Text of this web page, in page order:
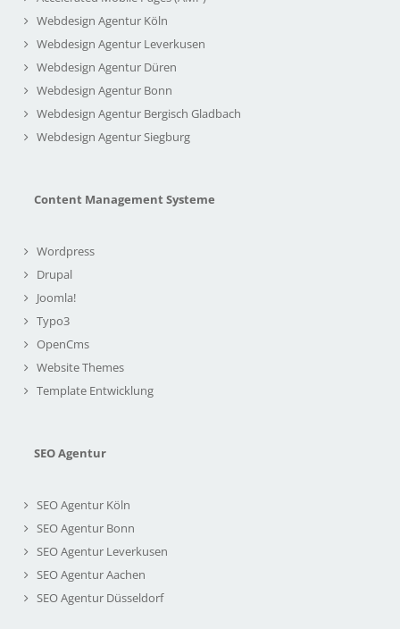
Webdesign Agentur Köln
Webdesign Agentur Leverkusen
Webdesign Agentur Düren
Webdesign Agentur Bonn
Webdesign Agentur Bergisch Gladbach
Webdesign Agentur Siegburg
Content Management Systeme
Wordpress
Drupal
Joomla!
Typo3
OpenCms
Website Themes
Template Entwicklung
SEO Agentur
SEO Agentur Köln
SEO Agentur Bonn
SEO Agentur Leverkusen
SEO Agentur Aachen
SEO Agentur Düsseldorf